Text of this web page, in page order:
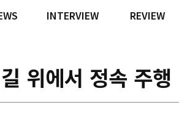
INTERVIEW REVIEW
위에서 정속 주행